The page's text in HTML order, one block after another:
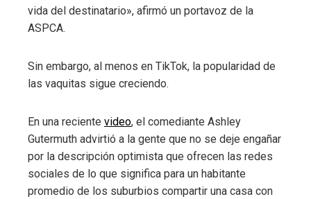
vida del destinatario», afirmó un portavoz de la
ASPCA.
Sin embargo, al menos en TikTok, la popularidad de
las vaquitas sigue creciendo.
En una reciente video, el comediante Ashley
Gutermuth advirtió a la gente que no se deje engañar
por la descripción optimista que ofrecen las redes
sociales de lo que significa para un habitante
promedio de los suburbios compartir una casa con